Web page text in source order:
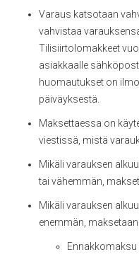
Varaus katsotaan
vahvistaa
Tilisiirtolomakkeet
asiakkaalle
huomautukset on
päiväyksestä.
Maksettaessa on
viestissä, mistä
Mikäli varauksen
tai vähemmän,
Mikäli varauksen
enemmän,
Ennakkomaksu